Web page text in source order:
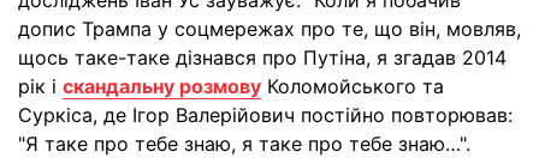
допис Трампа у соцмережах про те, що він, мовляв,
щось таке-таке дізнався про Путіна, я згадав 2014
рік і скандальну розмову Коломойського та
Суркіса, де Ігор Валерійович постійно повторював:
"Я таке про тебе знаю, я таке про тебе знаю…".